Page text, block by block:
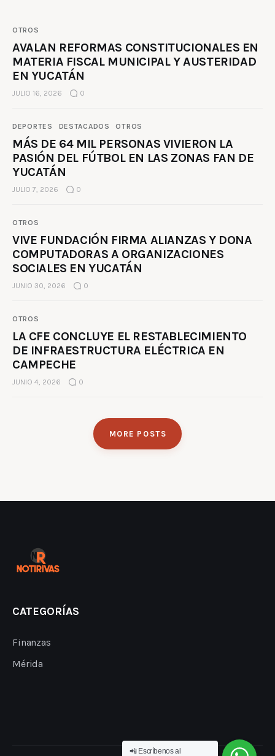
OTROS
AVALAN REFORMAS CONSTITUCIONALES EN
MATERIA FISCAL MUNICIPAL Y AUSTERIDAD
EN YUCATÁN
JULIO 16, 2026 0
DEPORTES DESTACADOS OTROS
MÁS DE 64 MIL PERSONAS VIVIERON LA
PASIÓN DEL FÚTBOL EN LAS ZONAS FAN DE
YUCATÁN
JULIO 7, 2026 0
OTROS
VIVE FUNDACIÓN FIRMA ALIANZAS Y DONA
COMPUTADORAS A ORGANIZACIONES
SOCIALES EN YUCATÁN
JUNIO 30, 2026 0
OTROS
LA CFE CONCLUYE EL RESTABLECIMIENTO
DE INFRAESTRUCTURA ELÉCTRICA EN
CAMPECHE
JUNIO 4, 2026 0
MORE POSTS
CATEGORÍAS
Finanzas
Mérida
📲 Escríbenos al